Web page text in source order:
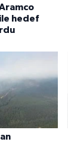
hedef